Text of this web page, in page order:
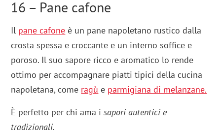
16 – Pane cafone
Il pane cafone è un pane napoletano rustico dalla
crosta spessa e croccante e un interno soffice e
poroso. Il suo sapore ricco e aromatico lo rende
ottimo per accompagnare piatti tipici della cucina
napoletana, come ragù e parmigiana di melanzane.
È perfetto per chi ama isapori autentici e
tradizionali.